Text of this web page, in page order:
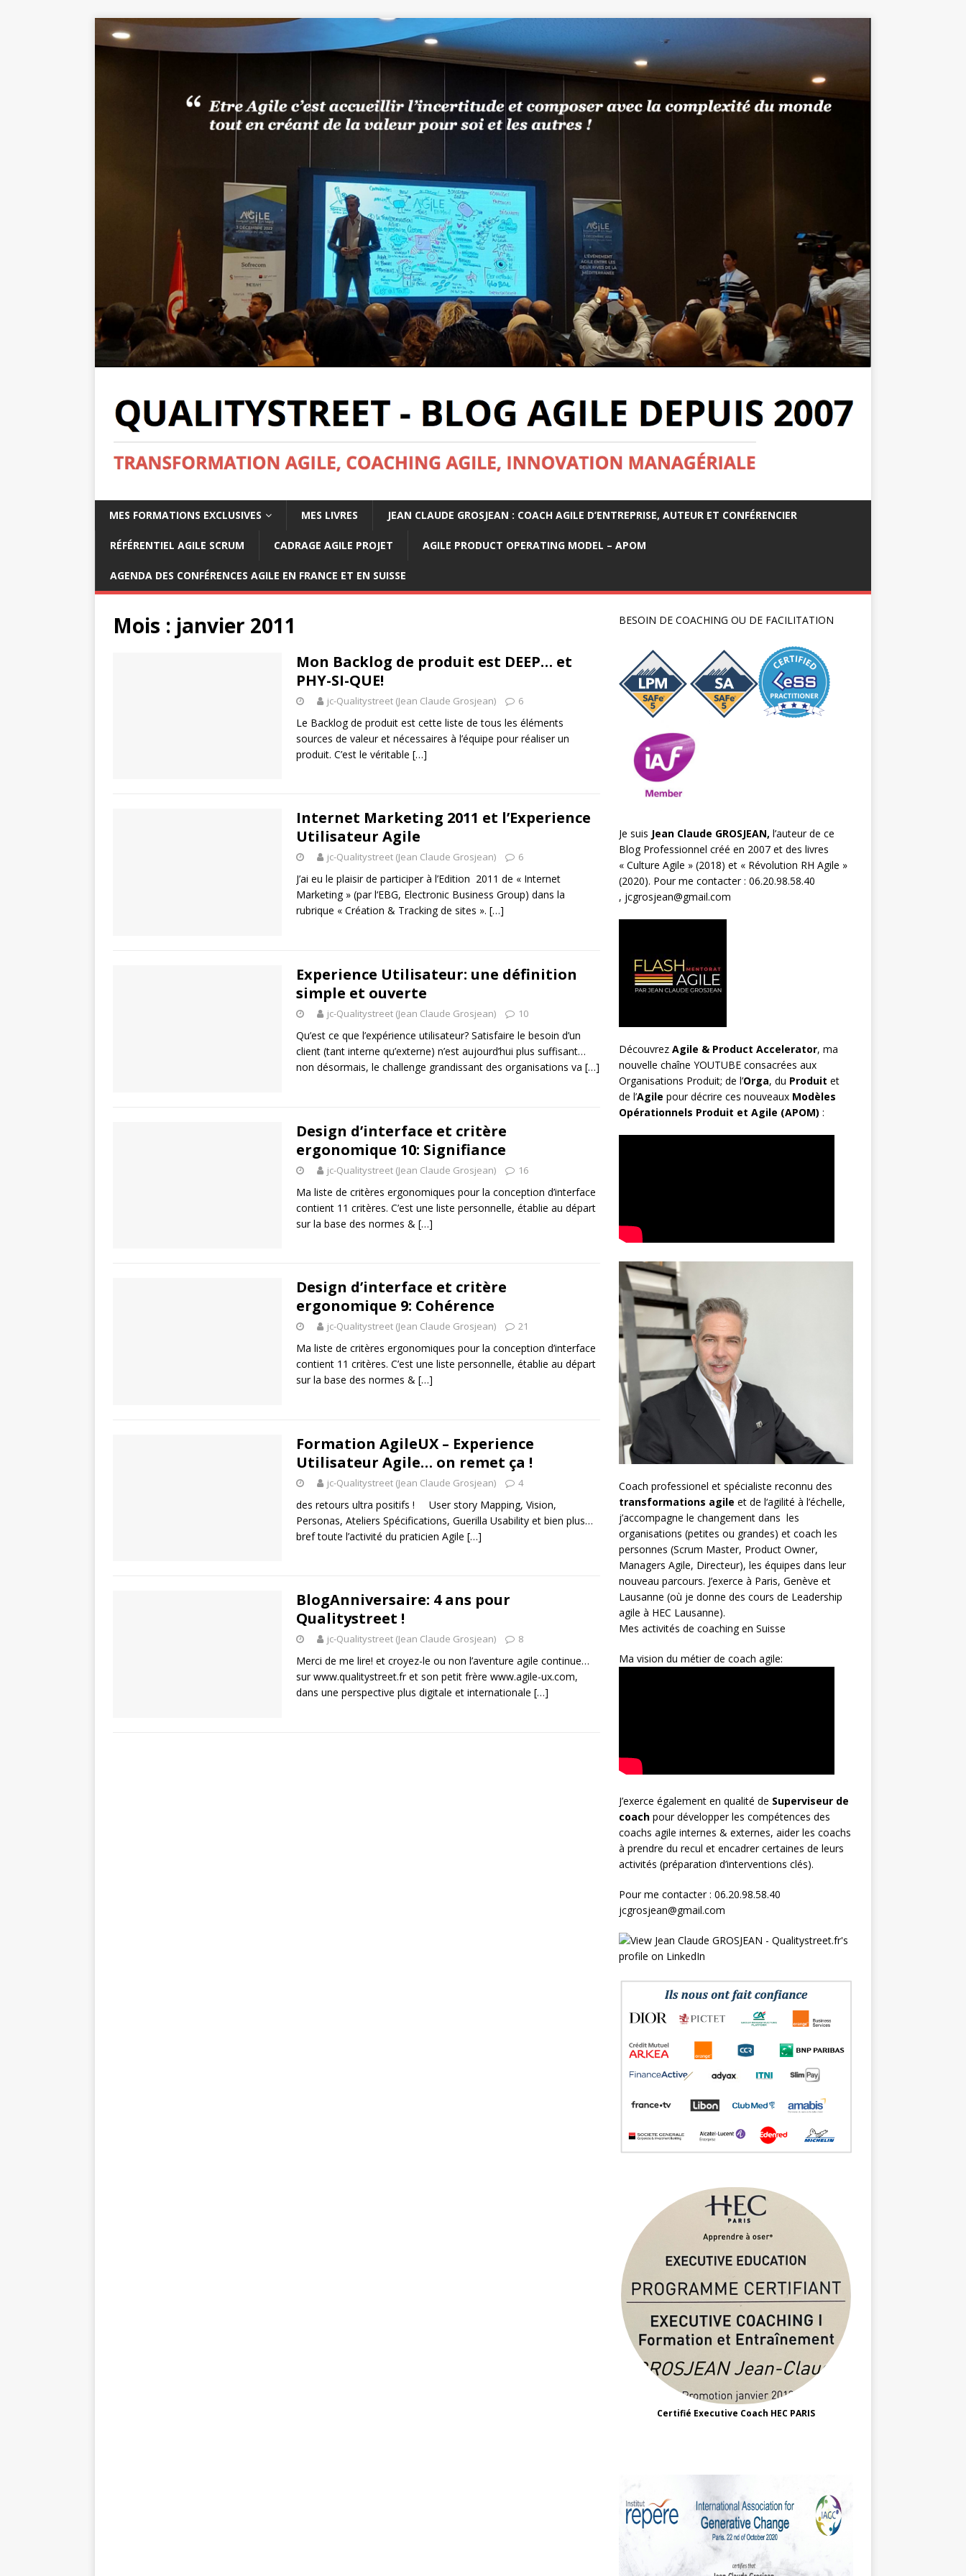
MES FORMATIONS EXCLUSIVES MES LIVRES JEAN CLAUDE GROSJEAN : COACH AGILE D’ENTREPRISE, AUTEUR ET CONFÉRENCIER
RÉFÉRENTIEL AGILE SCRUM CADRAGE AGILE PROJET AGILE PRODUCT OPERATING MODEL – APOM
AGENDA DES CONFÉRENCES AGILE EN FRANCE ET EN SUISSE
Mois : janvier 2011
Mon Backlog de produit est DEEP… et
PHY-SI-QUE!
jc-Qualitystreet (Jean Claude Grosjean) 6
Le Backlog de produit est cette liste de tous les éléments
sources de valeur et nécessaires à l’équipe pour réaliser un
produit. C’est le véritable […]
Internet Marketing 2011 et l’Experience
Utilisateur Agile
jc-Qualitystreet (Jean Claude Grosjean) 6
J’ai eu le plaisir de participer à l’Edition 2011 de « Internet
Marketing » (par l‘EBG, Electronic Business Group) dans la
rubrique « Création & Tracking de sites ». […]
Experience Utilisateur: une définition
simple et ouverte
jc-Qualitystreet (Jean Claude Grosjean) 10
Qu’est ce que l’expérience utilisateur? Satisfaire le besoin d’un
client (tant interne qu’externe) n’est aujourd’hui plus suffisant…
non désormais, le challenge grandissant des organisations va […]
Design d’interface et critère
ergonomique 10: Signifiance
jc-Qualitystreet (Jean Claude Grosjean) 16
Ma liste de critères ergonomiques pour la conception d’interface
contient 11 critères. C’est une liste personnelle, établie au départ
sur la base des normes & […]
Design d’interface et critère
ergonomique 9: Cohérence
jc-Qualitystreet (Jean Claude Grosjean) 21
Ma liste de critères ergonomiques pour la conception d’interface
contient 11 critères. C’est une liste personnelle, établie au départ
sur la base des normes & […]
Formation AgileUX – Experience
Utilisateur Agile… on remet ça !
jc-Qualitystreet (Jean Claude Grosjean) 4
des retours ultra positifs ! User story Mapping, Vision,
Personas, Ateliers Spécifications, Guerilla Usability et bien plus…
bref toute l’activité du praticien Agile […]
BlogAnniversaire: 4 ans pour
Qualitystreet !
jc-Qualitystreet (Jean Claude Grosjean) 8
Merci de me lire! et croyez-le ou non l’aventure agile continue…
sur www.qualitystreet.fr et son petit frère www.agile-ux.com,
dans une perspective plus digitale et internationale […]
BESOIN DE COACHING OU DE FACILITATION
Je suis Jean Claude GROSJEAN, l’auteur de ce
Blog Professionnel créé en 2007 et des livres
« Culture Agile » (2018) et « Révolution RH Agile »
(2020). Pour me contacter : 06.20.98.58.40
, jcgrosjean@gmail.com
Découvrez Agile & Product Accelerator, ma
nouvelle chaîne YOUTUBE consacrées aux
Organisations Produit; de l’Orga, du Produit et
de l’Agile pour décrire ces nouveaux Modèles
Opérationnels Produit et Agile (APOM) :
Coach professionel et spécialiste reconnu des
transformations agile et de l‘agilité à l’échelle,
j’accompagne le changement dans les
organisations (petites ou grandes) et coach les
personnes (Scrum Master, Product Owner,
Managers Agile, Directeur), les équipes dans leur
nouveau parcours. J’exerce à Paris, Genève et
Lausanne (où je donne des cours de Leadership
agile à HEC Lausanne).
Mes activités de coaching en Suisse
Ma vision du métier de coach agile:
J’exerce également en qualité de Superviseur de
coachpour développer les compétences des
coachs agile internes & externes, aider les coachs
à prendre du recul et encadrer certaines de leurs
activités (préparation d’interventions clés).
Pour me contacter : 06.20.98.58.40
jcgrosjean@gmail.com
Certifié Executive Coach HEC PARIS